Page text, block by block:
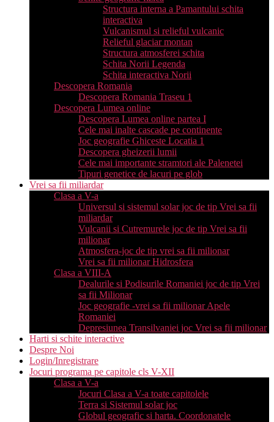
Structura interna a Pamantului schita
interactiva
Vulcanismul si relieful vulcanic
Relieful glaciar montan
Structura atmosferei schita
Schita Norii Legenda
Schita interactiva Norii
Descopera Romania
Descopera Romania Traseu 1
Descopera Lumea online
Descopera Lumea online partea I
Cele mai inalte cascade pe continente
Joc geografie Ghiceste Locatia 1
Descopera gheizerii lumii
Cele mai importante stramtori ale Palenetei
Tipuri genetice de lacuri pe glob
Vrei sa fii miliardar
Clasa a V-a
Universul si sistemul solar joc de tip Vrei sa fii
miliardar
Vulcanii si Cutremurele joc de tip Vrei sa fii
milionar
Atmosfera-joc de tip vrei sa fii milionar
Vrei sa fii milionar Hidrosfera
Clasa a VIII-A
Dealurile si Podisurile Romaniei joc de tip Vrei
sa fii Milionar
Joc geografie -vrei sa fii milionar Apele
Romaniei
Depresiunea Transilvaniei joc Vrei sa fii milionar
Harti si schite interactive
Despre Noi
Login/Inregistrare
Jocuri programa pe capitole cls V-XII
Clasa a V-a
Jocuri Clasa a V-a toate capitolele
Terra si Sistemul solar joc
Globul geografic si harta. Coordonatele